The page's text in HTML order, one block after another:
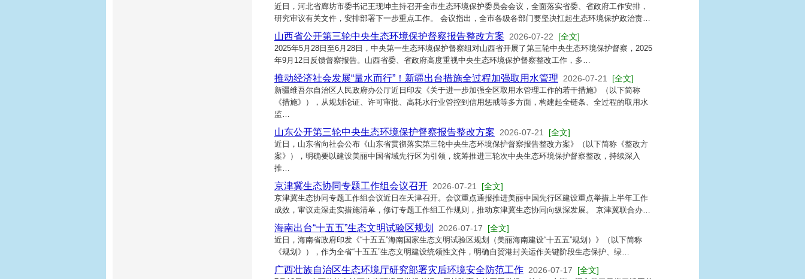
近日，河北省廊坊市委书记王现坤主持召开全市生态环境保护委员会会议，全面落实省委、省政府工作安排，
研究审议有关文件，安排部署下一步重点工作。 会议指出，全市各级各部门要坚决扛起生态环境保护政治责…
山西省公开第三轮中央生态环境保护督察报告整改方案 2026-07-22 [全文]
2025年5月28日至6月28日，中央第一生态环境保护督察组对山西省开展了第三轮中央生态环境保护督察，2025
年9月12日反馈督察报告。山西省委、省政府高度重视中央生态环境保护督察整改工作，多…
推动经济社会发展“量水而行”！新疆出台措施全过程加强取用水管理 2026-07-21 [全文]
新疆维吾尔自治区人民政府办公厅近日印发《关于进一步加强全区取用水管理工作的若干措施》（以下简称
《措施》），从规划论证、许可审批、高耗水行业管控到信用惩戒等多方面，构建起全链条、全过程的取用水
监…
山东公开第三轮中央生态环境保护督察报告整改方案 2026-07-21 [全文]
近日，山东省向社会公布《山东省贯彻落实第三轮中央生态环境保护督察报告整改方案》（以下简称《整改方
案》），明确要以建设美丽中国省域先行区为引领，统筹推进三轮次中央生态环境保护督察整改，持续深入
推…
京津冀生态协同专题工作组会议召开 2026-07-21 [全文]
京津冀生态协同专题工作组会议近日在天津召开。会议重点通报推进美丽中国先行区建设重点举措上半年工作
成效，审议走深走实措施清单，修订专题工作组工作规则，推动京津冀生态协同向纵深发展。 京津冀联合办…
海南出台“十五五”生态文明试验区规划 2026-07-17 [全文]
近日，海南省政府印发《“十五五”海南国家生态文明试验区规划（美丽海南建设“十五五”规划）》（以下简称
《规划》），作为全省“十五五”生态文明建设统领性文件，明确自贸港封关运作关键阶段生态保护、绿…
广西壮族自治区生态环境厅研究部署灾后环境安全防范工作 2026-07-17 [全文]